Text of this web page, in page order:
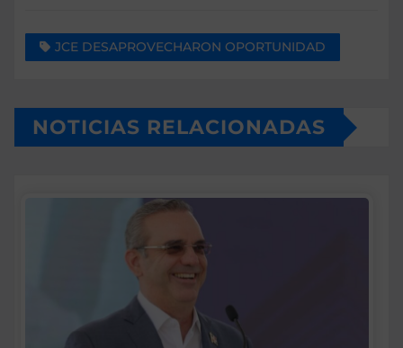
JCE DESAPROVECHARON OPORTUNIDAD
NOTICIAS RELACIONADAS